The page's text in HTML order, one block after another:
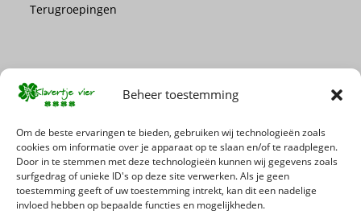
Beheer toestemming
Om de beste ervaringen te bieden, gebruiken wij technologieën zoals
cookies om informatie over je apparaat op te slaan en/of te raadplegen.
Door in te stemmen met deze technologieën kunnen wij gegevens zoals
surfgedrag of unieke ID's op deze site verwerken. Als je geen
toestemming geeft of uw toestemming intrekt, kan dit een nadelige
invloed hebben op bepaalde functies en mogelijkheden.
Terugroepingen
Mis geen enkele actie of promotie!
Schrijf je in voor onze nieuwsbrief